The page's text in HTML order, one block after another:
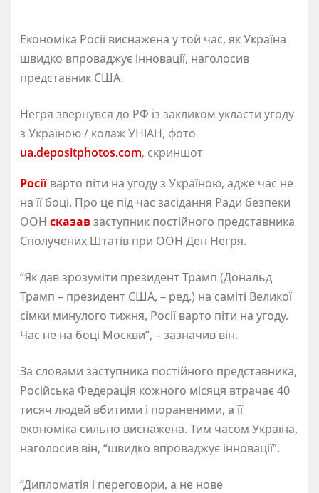
Економіка Росії виснажена у той час, як Україна
швидко впроваджує інновації, наголосив
представник США.
Негря звернувся до РФ із закликом укласти угоду
з Україною / колаж УНІАН, фото
ua.depositphotos.com, скриншот
Росії варто піти на угоду з Україною, адже час не
на її боці. Про це під час засідання Ради безпеки
ООН сказавзаступник постійного представника
Сполучених Штатів при ООН Ден Негря.
“Як дав зрозуміти президент Трамп (Дональд
Трамп – президент США, – ред.) на саміті Великої
сімки минулого тижня, Росії варто піти на угоду.
Час не на боці Москви”, – зазначив він.
За словами заступника постійного представника,
Російська Федерація кожного місяця втрачає 40
тисяч людей вбитими і пораненими, а її
економіка сильно виснажена. Тим часом Україна,
наголосив він, “швидко впроваджує інновації”.
“Дипломатія і переговори, а не нове